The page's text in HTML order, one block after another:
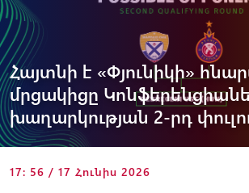
Հայտնի է «Փյունիկի»
մրցակիցը
խաղարկության 2-րդ
17: 56 / 17 Հունիս 2026